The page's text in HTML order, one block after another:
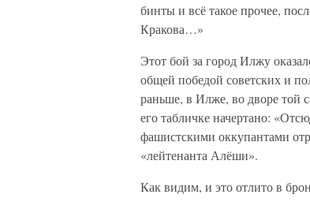
бинты и всё такое прочее,
Кракова…»
Этот бой за город Илжу
общей победой советских и
раньше, в Илже, во дворе той
его табличке начертано:
фашистскими оккупантами
«лейтенанта Алёши».
Как видим, и это отлито в